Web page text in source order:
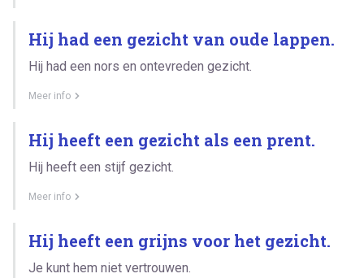
Hij had een gezicht van oude lappen.
Hij had een nors en ontevreden gezicht.
Meer info
Hij heeft een gezicht als een prent.
Hij heeft een stijf gezicht.
Meer info
Hij heeft een grijns voor het gezicht.
Je kunt hem niet vertrouwen.